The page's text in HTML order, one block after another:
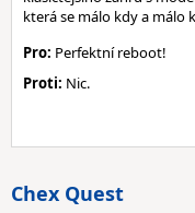
která se málo kdy a málo
Pro: Perfektní reboot!
Proti: Nic.
Chex Quest